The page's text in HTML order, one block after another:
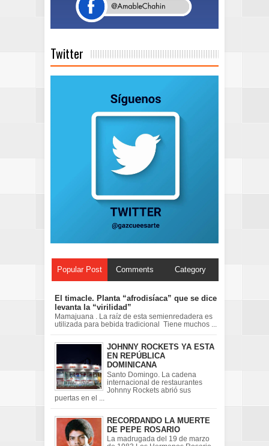
Twitter
Popular Post Comments Category
El timacle. Planta “afrodisíaca” que se dice
levanta la “virilidad”
Mamajuana . La raíz de esta semienredadera es
utilizada para bebida tradicional Tiene muchos ...
JOHNNY ROCKETS YA ESTA
EN REPÚBLICA
DOMINICANA
Santo Domingo. La cadena
internacional de restaurantes
Johnny Rockets abrió sus
puertas en el ...
RECORDANDO LA MUERTE
DE PEPE ROSARIO
La madrugada del 19 de marzo